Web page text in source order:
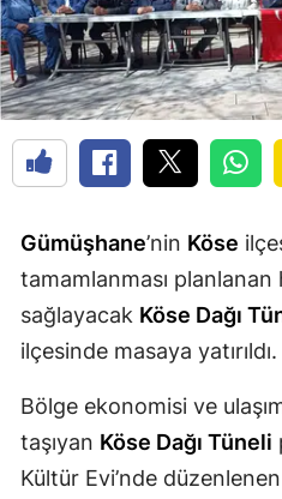
Gümüşhane’nin Köse
tamamlanması planlanan
sağlayacak Köse Dağı
ilçesinde masaya yatırıldı.
Bölge ekonomisi ve
taşıyan Köse Dağı Tüneli
Kültür Evi’nde